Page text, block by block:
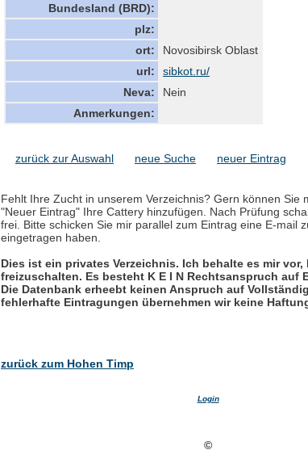
Bundesland (BRD):
plz:
ort:
Novosibirsk Oblast
url:
sibkot.ru/
Neva:
Nein
Anmerkungen:
zurück zur Auswahl neue Suche neuer Eintrag
Fehlt Ihre Zucht in unserem Verzeichnis? Gern können Sie
"Neuer Eintrag" Ihre Cattery hinzufügen. Nach Prüfung
frei. Bitte schicken Sie mir parallel zum Eintrag eine E-mail
eingetragen haben.
Dies ist ein privates Verzeichnis. Ich behalte es mir vor,
freizuschalten. Es besteht K E I N Rechtsanspruch auf
Die Datenbank erheebt keinen Anspruch auf
fehlerhafte Eintragungen übernehmen wir keine
zurück zum Hohen Timp
Login
©